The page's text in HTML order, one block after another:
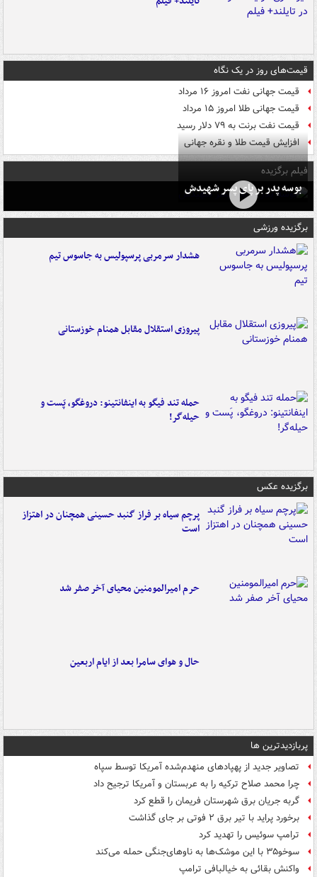
قیمت‌های روز در یک نگاه
قیمت جهانی نفت امروز ۱۶ مرداد
قیمت جهانی طلا امروز ۱۵ مرداد
قیمت نفت برنت به ۷۹ دلار رسید
افزایش قیمت طلا و نقره جهانی
فیلم برگزیده
بوسه‌ پدر بر پای پسر شهیدش
برگزیده ورزشی
هشدار سرمربی پرسپولیس به جاسوس تیم
پیروزی استقلال مقابل همنام خوزستانی
حمله تند فیگو به اینفانتینو: دروغگو، پَست‌ و
حیله‌گر!
برگزیده عکس
پرچم سیاه بر فراز گنبد حسینی همچنان در اهتزاز
است
حرم امیرالمومنین محیای آخر صفر شد
حال و هوای سامرا بعد از ایام اربعین
پربازدیدترین ها
تصاویر جدید از پهپادهای منهدم‌شده آمریکا توسط سپاه
چرا محمد صلاح ترکیه را به عربستان و آمریکا ترجیح داد
گربه جریان برق شهرستان فریمان را قطع کرد
برخورد پراید با تیر برق ۲ فوتی بر جای گذاشت
ترامپ سوئیس را تهدید کرد
سوخو۳۵ با این موشک‌ها به ناوهای‌جنگی حمله می‌کند
واکنش بقائی به خیالبافی ترامپ